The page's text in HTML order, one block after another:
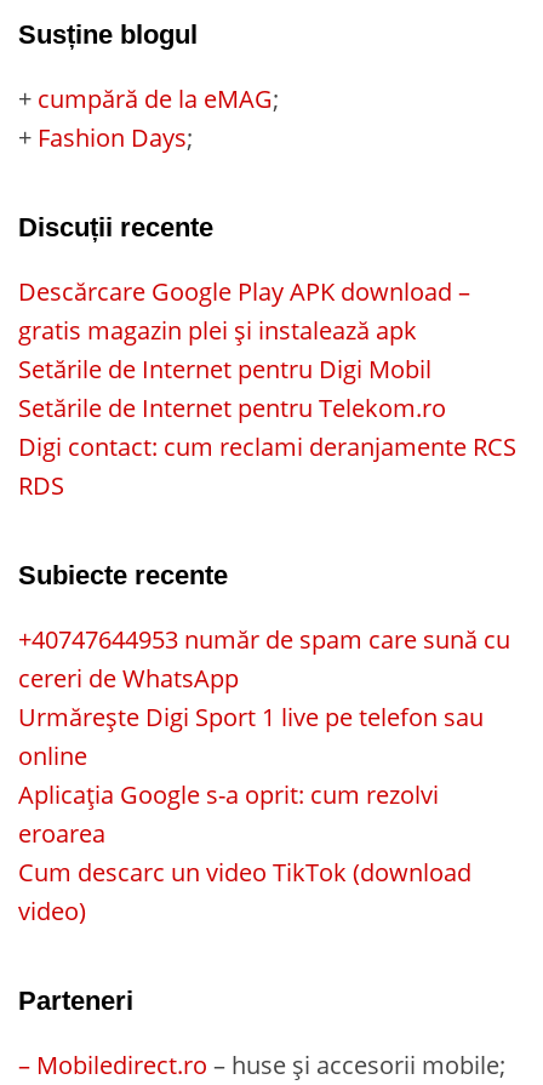
Susține blogul
+ cumpără de la eMAG;
+ Fashion Days;
Discuții recente
Descărcare Google Play APK download –
gratis magazin plei și instalează apk
Setările de Internet pentru Digi Mobil
Setările de Internet pentru Telekom.ro
Digi contact: cum reclami deranjamente RCS
RDS
Subiecte recente
+40747644953 număr de spam care sună cu
cereri de WhatsApp
Urmărește Digi Sport 1 live pe telefon sau
online
Aplicația Google s-a oprit: cum rezolvi
eroarea
Cum descarc un video TikTok (download
video)
Parteneri
– Mobiledirect.ro – huse și accesorii mobile;